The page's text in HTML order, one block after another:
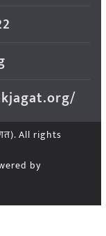
. All rights
by